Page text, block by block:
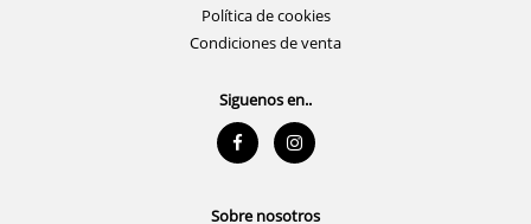
Política de cookies
Condiciones de venta
Siguenos en..
Sobre nosotros